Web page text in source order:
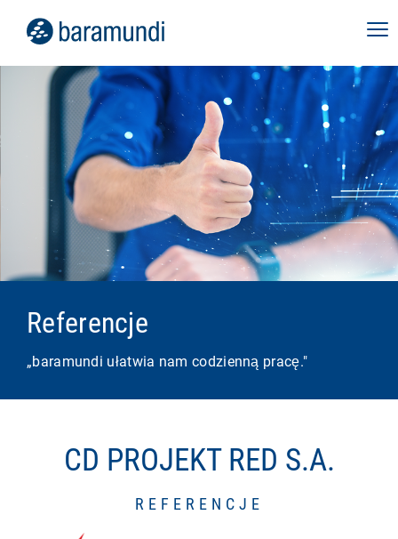
Referencje
„baramundi ułatwia nam codzienną pracę."
CD PROJEKT RED S.A.
REFERENCJE